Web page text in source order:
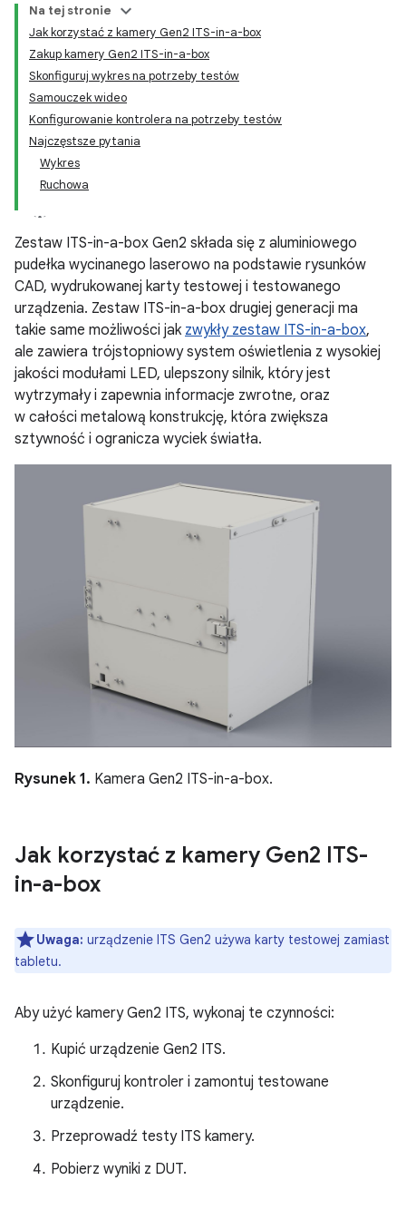
Na tej stronie
Jak korzystać z kamery Gen2 ITS-in-a-box
Zakup kamery Gen2 ITS-in-a-box
Skonfiguruj wykres na potrzeby testów
Samouczek wideo
Konfigurowanie kontrolera na potrzeby testów
Najczęstsze pytania
Wykres
Ruchowa
Zestaw ITS-in-a-box Gen2 składa się z aluminiowego
pudełka wycinanego laserowo na podstawie rysunków
CAD, wydrukowanej karty testowej i testowanego
urządzenia. Zestaw ITS-in-a-box drugiej generacji ma
takie same możliwości jak zwykły zestaw ITS-in-a-box,
ale zawiera trójstopniowy system oświetlenia z wysokiej
jakości modułami LED, ulepszony silnik, który jest
wytrzymały i zapewnia informacje zwrotne, oraz
w całości metalową konstrukcję, która zwiększa
sztywność i ogranicza wyciek światła.
Rysunek 1. Kamera Gen2 ITS-in-a-box.
Jak korzystać z kamery Gen2 ITS-
in-a-box
Uwaga: urządzenie ITS Gen2 używa karty testowej zamiast
tabletu.
Aby użyć kamery Gen2 ITS, wykonaj te czynności:
Kupić urządzenie Gen2 ITS.
Skonfiguruj kontroler i zamontuj testowane
urządzenie.
Przeprowadź testy ITS kamery.
Pobierz wyniki z DUT.